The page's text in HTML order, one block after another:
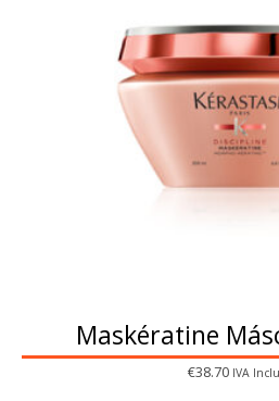
Maskératine
€38.70 IVA